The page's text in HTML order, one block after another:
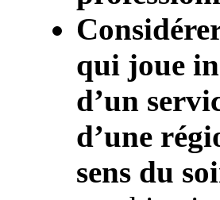
qui joue
d’un
d’une
sens du